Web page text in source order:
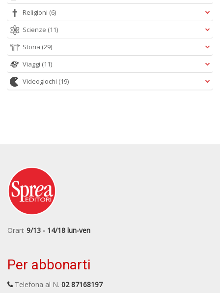
Religioni (6)
Scienze (11)
Storia (29)
Viaggi (11)
Videogiochi (19)
Orari: 9/13 - 14/18 lun-ven
Per abbonarti
Telefona al N. 02 87168197